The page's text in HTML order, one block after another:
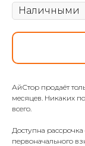
АйСтор продаёт
месяцев. Никаких
всего.
Доступна
первоначального